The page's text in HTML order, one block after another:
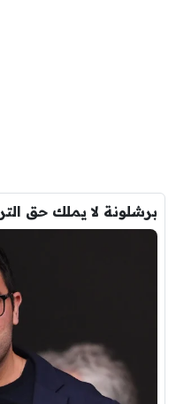
برشلونة لا يملك حق